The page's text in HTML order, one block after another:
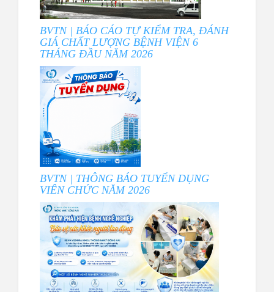
BVTN | BÁO CÁO TỰ KIỂM TRA, ĐÁNH
GIÁ CHẤT LƯỢNG BỆNH VIỆN 6
THÁNG ĐẦU NĂM 2026
BVTN | THÔNG BÁO TUYỂN DỤNG
VIÊN CHỨC NĂM 2026